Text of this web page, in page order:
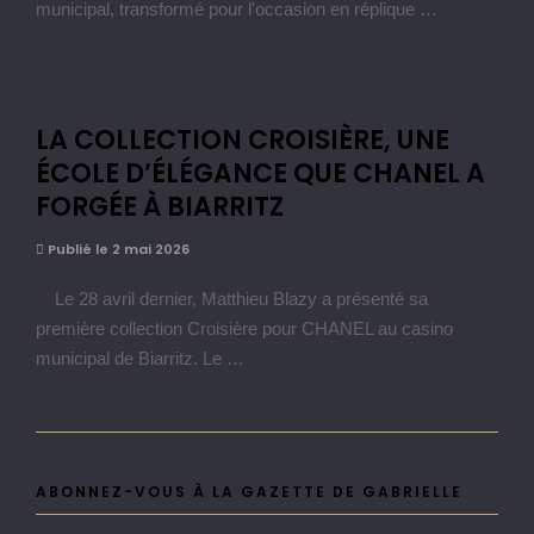
municipal, transformé pour l'occasion en réplique …
LA COLLECTION CROISIÈRE, UNE
ÉCOLE D’ÉLÉGANCE QUE CHANEL A
FORGÉE À BIARRITZ
Publié le 2 mai 2026
Le 28 avril dernier, Matthieu Blazy a présenté sa
première collection Croisière pour CHANEL au casino
municipal de Biarritz. Le …
ABONNEZ-VOUS À LA GAZETTE DE GABRIELLE